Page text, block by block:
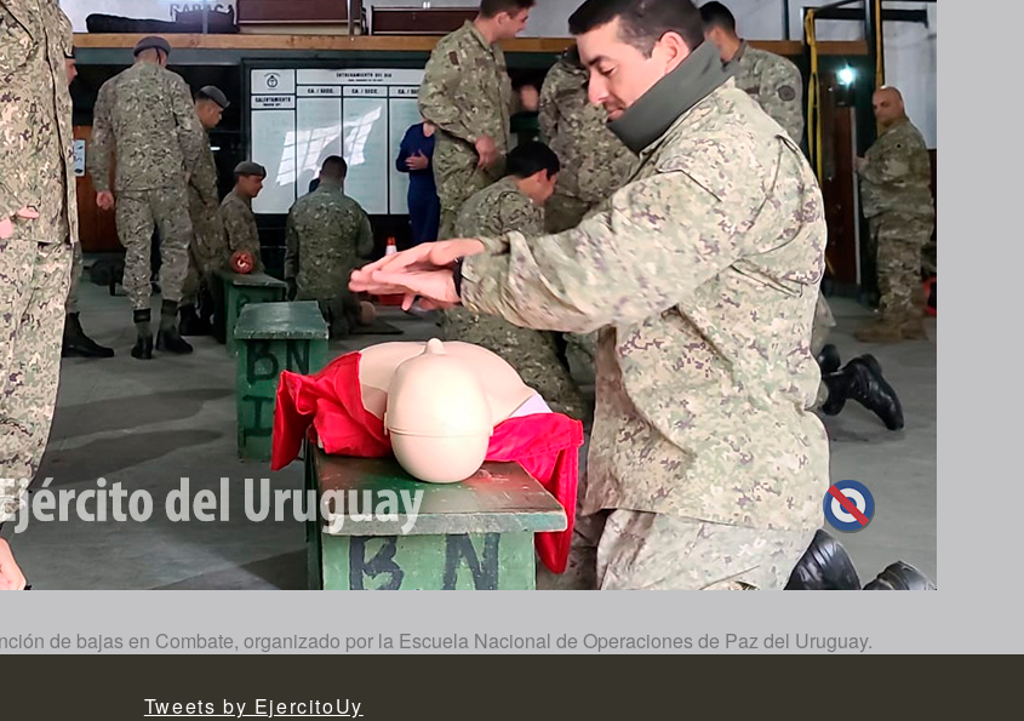
de bajas en Combate, organizado por la Escuela Nacional de Operaciones de Paz del Uruguay.
Tweets by EjercitoUy